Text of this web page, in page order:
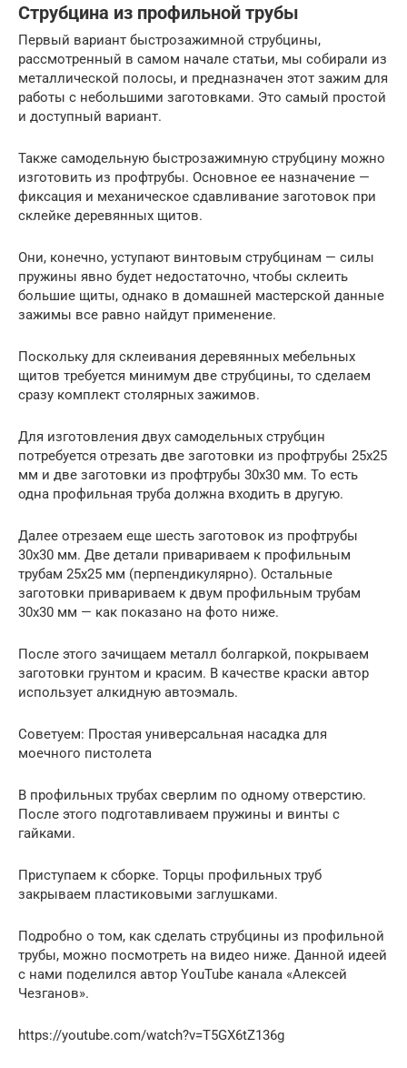
Струбцина из профильной трубы
Первый вариант быстрозажимной струбцины,
рассмотренный в самом начале статьи, мы собирали из
металлической полосы, и предназначен этот зажим для
работы с небольшими заготовками. Это самый простой
и доступный вариант.
Также самодельную быстрозажимную струбцину можно
изготовить из профтрубы. Основное ее назначение —
фиксация и механическое сдавливание заготовок при
склейке деревянных щитов.
Они, конечно, уступают винтовым струбцинам — силы
пружины явно будет недостаточно, чтобы склеить
большие щиты, однако в домашней мастерской данные
зажимы все равно найдут применение.
Поскольку для склеивания деревянных мебельных
щитов требуется минимум две струбцины, то сделаем
сразу комплект столярных зажимов.
Для изготовления двух самодельных струбцин
потребуется отрезать две заготовки из профтрубы 25х25
мм и две заготовки из профтрубы 30х30 мм. То есть
одна профильная труба должна входить в другую.
Далее отрезаем еще шесть заготовок из профтрубы
30х30 мм. Две детали привариваем к профильным
трубам 25х25 мм (перпендикулярно). Остальные
заготовки привариваем к двум профильным трубам
30х30 мм — как показано на фото ниже.
После этого зачищаем металл болгаркой, покрываем
заготовки грунтом и красим. В качестве краски автор
использует алкидную автоэмаль.
Cоветуем: Простая универсальная насадка для
моечного пистолета
В профильных трубах сверлим по одному отверстию.
После этого подготавливаем пружины и винты с
гайками.
Приступаем к сборке. Торцы профильных труб
закрываем пластиковыми заглушками.
Подробно о том, как сделать струбцины из профильной
трубы, можно посмотреть на видео ниже. Данной идеей
с нами поделился автор YouTube канала «Алексей
Чезганов».
https://youtube.com/watch?v=T5GX6tZ136g